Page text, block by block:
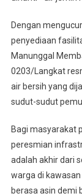
Dengan
penyediaan
Manunggal
0203/Langkat
air bersih yang
sudut-sudut
Bagi masyarakat
peresmian
adalah akhir dari
warga di
berasa asin demi